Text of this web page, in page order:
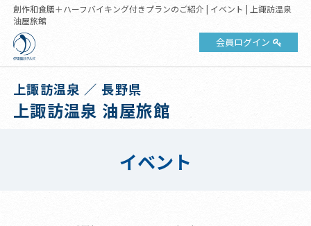
創作和食膳＋ハーフバイキング付きプランのご紹介 | イベント | 上諏訪温泉
油屋旅館
会員ログイン
上諏訪温泉 ／ 長野県
上諏訪温泉 油屋旅館
イベント